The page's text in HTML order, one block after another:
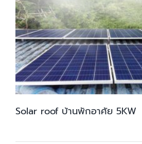
Solar roof บ้านพักอาศัย 5KW